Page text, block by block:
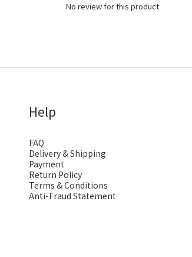
No review for this product
Help
FAQ
Delivery & Shipping
Payment
Return Policy
Terms & Conditions
Anti-Fraud Statement